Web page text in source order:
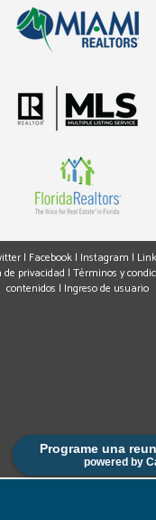
Programe una
powered by
| Facebook| Instagram |
de privacidad | Términos y
contenidos | Ingreso de usuario